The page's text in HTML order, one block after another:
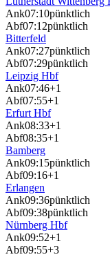
Ank07:10pünktlich
Abf07:12pünktlich
Bitterfeld
Ank07:27pünktlich
Abf07:29pünktlich
Leipzig Hbf
Ank07:46+1
Abf07:55+1
Erfurt Hbf
Ank08:33+1
Abf08:35+1
Bamberg
Ank09:15pünktlich
Abf09:16+1
Erlangen
Ank09:36pünktlich
Abf09:38pünktlich
Nürnberg Hbf
Ank09:52+1
Abf09:55+3